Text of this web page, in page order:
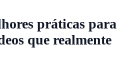
práticas para
que realmente